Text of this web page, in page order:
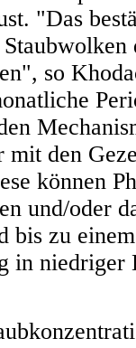
"Das
so
den
können
und/oder
bis zu
in niedriger